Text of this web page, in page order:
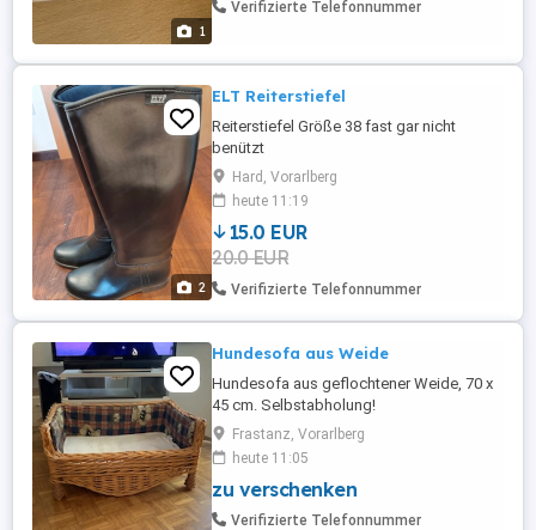
1
Verifizierte Telefonnummer
2
ELT Reiterstiefel
Reiterstiefel Größe 38 fast gar nicht
benützt
Hard, Vorarlberg
heute 11:19
15.0 EUR
20.0 EUR
Verifizierte Telefonnummer
Hundesofa aus Weide
Hundesofa aus geflochtener Weide, 70 x
45 cm. Selbstabholung!
Frastanz, Vorarlberg
heute 11:05
zu verschenken
Verifizierte Telefonnummer